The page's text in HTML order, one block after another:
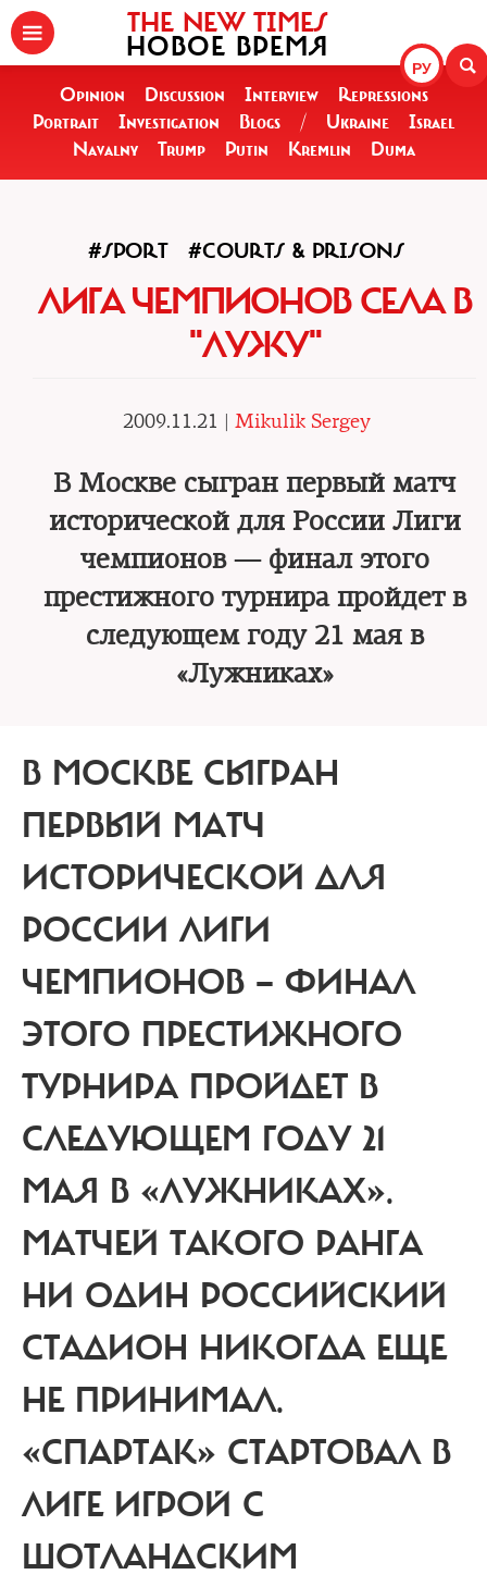
РУ
THE NEW TIMES
НОВОЕ ВРЕМЯ
Opinion Discussion Interview
Repressions
Portrait
Investigation Blogs / Ukraine
Israel
Navalny
Trump Putin Kremlin Duma
#SPORT #COURTS & PRISONS
ЛИГА ЧЕМПИОНОВ СЕЛА В
"ЛУЖУ"
2009.11.21 | Mikulik Sergey
В Москве сыгран первый матч
исторической для России Лиги
чемпионов — финал этого
престижного турнира пройдет в
следующем году 21 мая в
«Лужниках»
В МОСКВЕ СЫГРАН
ПЕРВЫЙ МАТЧ
ИСТОРИЧЕСКОЙ ДЛЯ
РОССИИ ЛИГИ
ЧЕМПИОНОВ — ФИНАЛ
ЭТОГО ПРЕСТИЖНОГО
ТУРНИРА ПРОЙДЕТ В
СЛЕДУЮЩЕМ ГОДУ 21
МАЯ В «ЛУЖНИКАХ».
МАТЧЕЙ ТАКОГО РАНГА
НИ ОДИН РОССИЙСКИЙ
СТАДИОН НИКОГДА ЕЩЕ
НЕ ПРИНИМАЛ.
«СПАРТАК» СТАРТОВАЛ В
ЛИГЕ ИГРОЙ С
ШОТЛАНДСКИМ